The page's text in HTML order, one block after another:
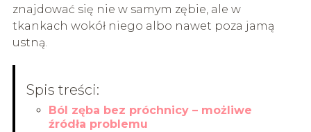
znajdować się nie w samym zębie, ale w
tkankach wokół niego albo nawet poza jamą
ustną.
Spis treści:
Ból zęba bez próchnicy – możliwe
źródła problemu